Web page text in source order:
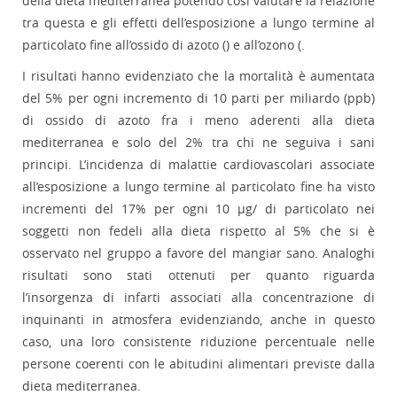
tra questa e gli effetti dell’esposizione a lungo termine al
particolato fine all’ossido di azoto () e all’ozono (.
I risultati hanno evidenziato che la mortalità è aumentata
del 5% per ogni incremento di 10 parti per miliardo (ppb)
di ossido di azoto fra i meno aderenti alla dieta
mediterranea e solo del 2% tra chi ne seguiva i sani
principi. L’incidenza di malattie cardiovascolari associate
all’esposizione a lungo termine al particolato fine ha visto
incrementi del 17% per ogni 10 µg/ di particolato nei
soggetti non fedeli alla dieta rispetto al 5% che si è
osservato nel gruppo a favore del mangiar sano. Analoghi
risultati sono stati ottenuti per quanto riguarda
l’insorgenza di infarti associati alla concentrazione di
inquinanti in atmosfera evidenziando, anche in questo
caso, una loro consistente riduzione percentuale nelle
persone coerenti con le abitudini alimentari previste dalla
dieta mediterranea.